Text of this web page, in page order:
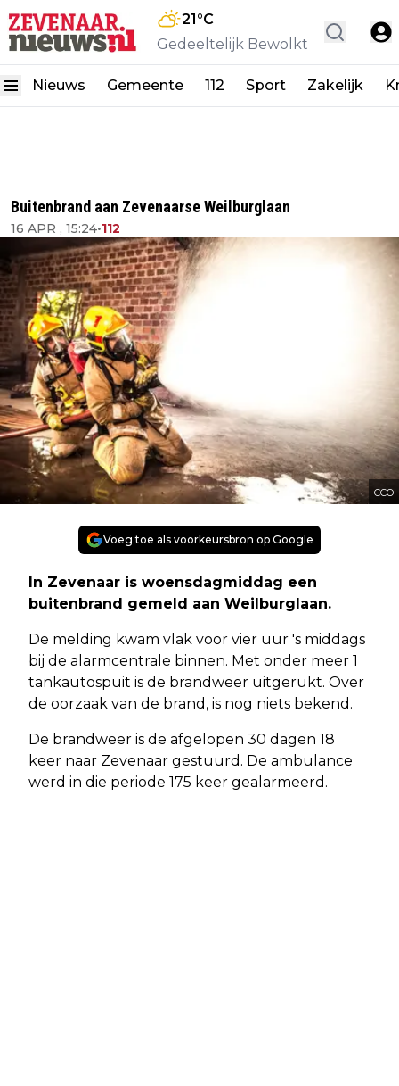
21°C
Gedeeltelijk Bewolkt
Nieuws Gemeente 112 Sport Zakelijk
Buitenbrand aan Zevenaarse Weilburglaan
16 APR , 15:24•112
CCO
Voeg toe als voorkeursbron op Google
In Zevenaar is woensdagmiddag een
buitenbrand gemeld aan Weilburglaan.
De melding kwam vlak voor vier uur 's middags
bij de alarmcentrale binnen. Met onder meer 1
tankautospuit is de brandweer uitgerukt. Over
de oorzaak van de brand, is nog niets bekend.
De brandweer is de afgelopen 30 dagen 18
keer naar Zevenaar gestuurd. De ambulance
werd in die periode 175 keer gealarmeerd.